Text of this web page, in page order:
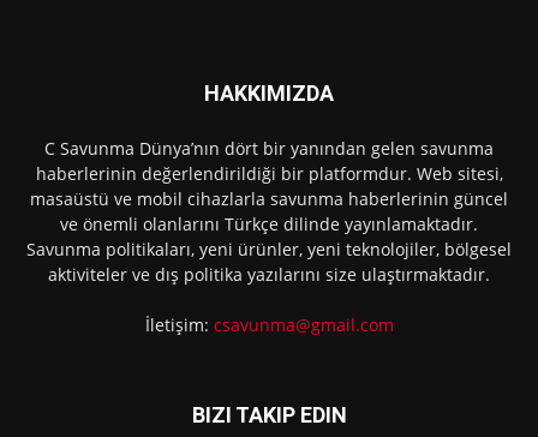
HAKKIMIZDA
C Savunma Dünya’nın dört bir yanından gelen savunma
haberlerinin değerlendirildiği bir platformdur. Web sitesi,
masaüstü ve mobil cihazlarla savunma haberlerinin güncel
ve önemli olanlarını Türkçe dilinde yayınlamaktadır.
Savunma politikaları, yeni ürünler, yeni teknolojiler, bölgesel
aktiviteler ve dış politika yazılarını size ulaştırmaktadır.
İletişim: csavunma@gmail.com
BIZI TAKIP EDIN